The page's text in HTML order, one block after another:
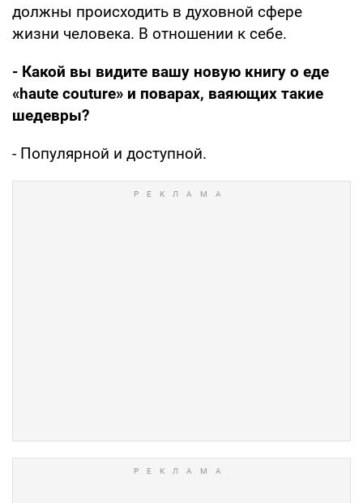
должны происходить в духовной сфере
жизни человека. В отношении к себе.
- Какой вы видите вашу новую книгу о еде
«haute couture» и поварах, ваяющих такие
шедевры?
- Популярной и доступной.